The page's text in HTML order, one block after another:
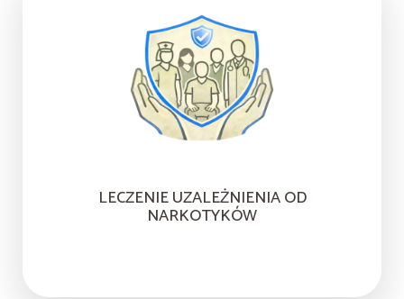
LECZENIE UZALEŻNIENIA OD
NARKOTYKÓW